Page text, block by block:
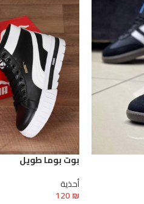
بوت بوما طويل
أحذية
120₪